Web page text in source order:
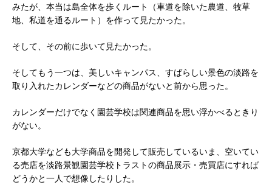
みたが、本当は島全体を歩くルート（車道を除いた農道、牧草
地、私道を通るルート）を作って見たかった。
そして、その前に歩いて見たかった。
そしてもう一つは、美しいキャンパス、すばらしい景色の淡路を
取り入れたカレンダーなどの商品がないと前から思った。
カレンダーだけでなく園芸学校は関連商品を思い浮かべるときり
がない。
京都大学なども大学商品を開発して販売しているいま、空いてい
る売店を淡路景観園芸学校トラストの商品展示・売買店にすれば
どうかと一人で想像したりした。